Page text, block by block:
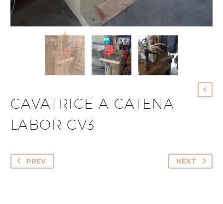
CAVATRICE A CATENA
LABOR CV3
PREV NEXT